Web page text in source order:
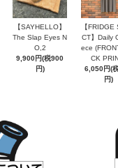
【SAYHELLO】
The Slap Eyes N
O,2
9,900円(税900
円)
【FRIDGE
CT】Daily
ece
CK
6,050円(
円)